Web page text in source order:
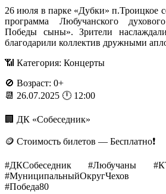
26 июля в парке «Дубки» п.Троицкое
программа Любучанского
Победы сыны». Зрители
благодарили коллектив дружными
📶 Категория: Концерты
🚫 Возраст: 0+
📆 26.07.2025 🕛 12:00
🏢 ДК «Собеседник»
🪙 Стоимость билетов — Бесплатно❗️
#ДКСобеседник #Любучаны
#МуниципальныйОкругЧехов
#Победа80